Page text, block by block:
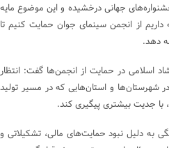
جهانی درخشیده و این موضوع مایه
از انجمن سینمای جوان حمایت کنیم تا
دهد.
اسلامی در حمایت از انجمن‌ها گفت: انتظار
شهرستان‌ها و استان‌هایی که در مسیر تولید
جدیت بیشتری پیگیری کند.
دلیل نبود حمایت‌های مالی، تشکیلاتی و